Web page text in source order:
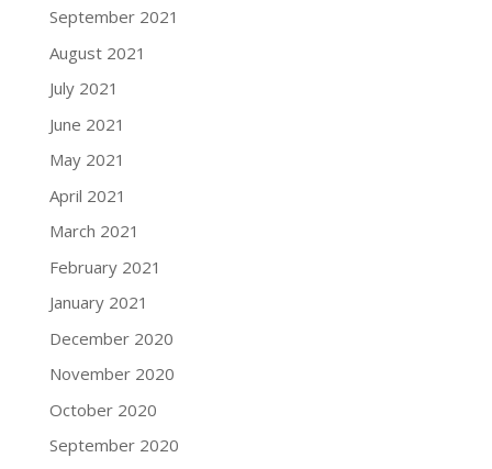
September 2021
August 2021
July 2021
June 2021
May 2021
April 2021
March 2021
February 2021
January 2021
December 2020
November 2020
October 2020
September 2020